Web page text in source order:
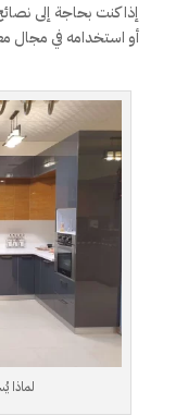
إذا كنت بحاجة إلى
أو استخدامه في مجال
لماذا